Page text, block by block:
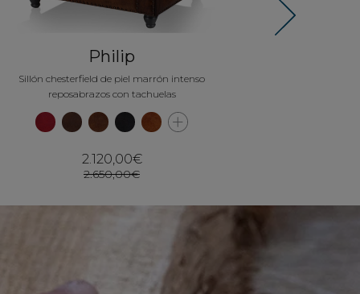
Philip
Sillón chesterfield de piel marrón intenso
reposabrazos con tachuelas
2.120,00€
2.650,00€